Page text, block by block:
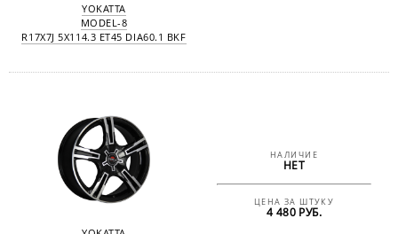
YOKATTA
MODEL-8
R17X7J 5X114.3 ET45 DIA60.1 BKF
НАЛИЧИЕ
НЕТ
ЦЕНА ЗА ШТУКУ
4 480 РУБ.